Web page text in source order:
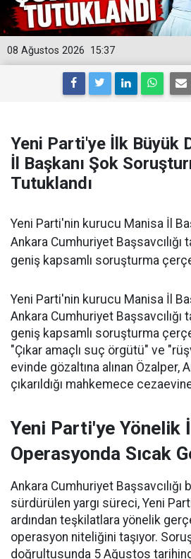
15:37
08 Ağustos 2026
Yeni Parti'ye İlk Büyük
İl Başkanı Şok
Tutuklandı
Yeni Parti'nin kurucu Manisa İl
Ankara Cumhuriyet Başsavcılığı
geniş kapsamlı soruşturma
Yeni Parti'nin kurucu Manisa İl
Ankara Cumhuriyet Başsavcılığı
geniş kapsamlı soruşturma
"Çıkar amaçlı suç örgütü" ve
evinde gözaltına alınan Özalper,
çıkarıldığı mahkemece
Yeni Parti'ye Yönelik
Operasyonda Sıcak
Ankara Cumhuriyet Başsavcılığı
sürdürülen yargı süreci, Yeni
ardından teşkilatlara yönelik
operasyon niteliğini taşıyor.
doğrultusunda 5 Ağustos